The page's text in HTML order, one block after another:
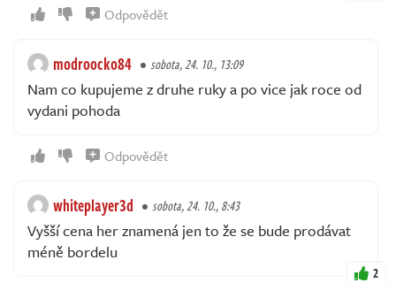
Odpovědět
modroocko84 sobota, 24. 10., 13:09
Nam co kupujeme z druhe ruky a po vice jak roce od
vydani pohoda
Odpovědět
whiteplayer3d sobota, 24. 10., 8:43
Vyšší cena her znamená jen to že se bude prodávat
méně bordelu
2